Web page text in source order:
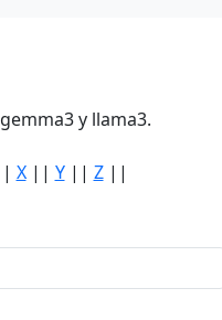
y llama3.
X|| Y|| Z||